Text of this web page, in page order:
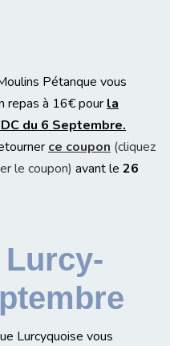
Pétanque vous
repas à 16€ pour la
du 6 Septembre.
ce coupon (cliquez
le coupon) avant le 26
Lurcy-
Lurcyquoise vous